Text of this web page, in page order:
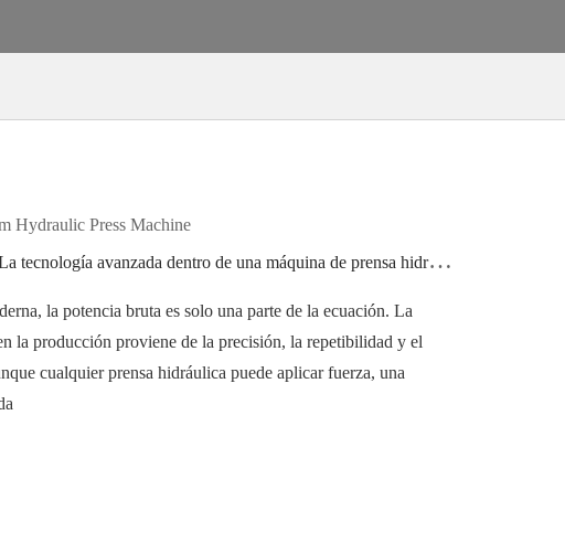
M
ás allá de la fuerza: La tecnología avanzada dentro de una máquina de prensa hidráulica personalizada Qiaoliana
la potencia bruta es solo una parte de la ecuación. La
la producción proviene de la precisión, la repetibilidad y el
cualquier prensa hidráulica puede aplicar fuerza, una